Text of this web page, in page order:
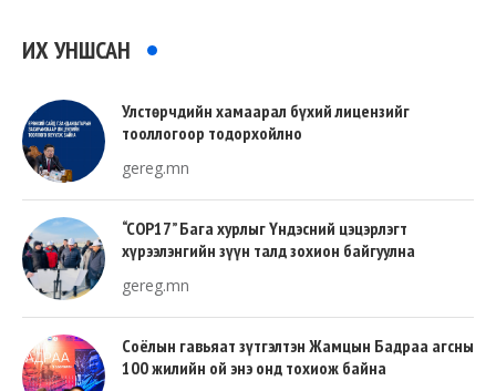
ИХ УНШСАН
Улстөрчдийн хамаарал бүхий лицензийг
тооллогоор тодорхойлно
gereg.mn
“COP17” Бага хурлыг Үндэсний цэцэрлэгт
хүрээлэнгийн зүүн талд зохион байгуулна
gereg.mn
Соёлын гавьяат зүтгэлтэн Жамцын Бадраа агсны
100 жилийн ой энэ онд тохиож байна